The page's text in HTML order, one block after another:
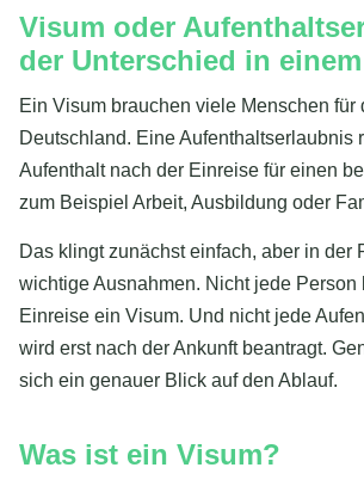
Visum oder
der Unterschied in
Ein Visum brauchen viele Menschen für
Deutschland. Eine Aufenthaltserlaubnis
Aufenthalt nach der Einreise für einen
zum Beispiel Arbeit, Ausbildung oder
Das klingt zunächst einfach, aber in der
wichtige Ausnahmen. Nicht jede Person
Einreise ein Visum. Und nicht jede
wird erst nach der Ankunft beantragt.
sich ein genauer Blick auf den Ablauf.
Was ist ein Visum?